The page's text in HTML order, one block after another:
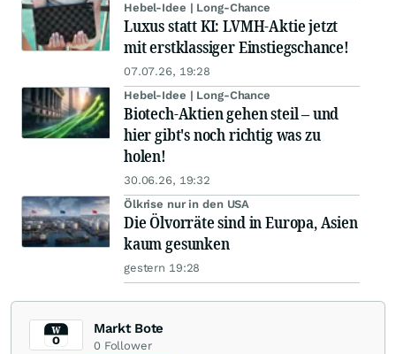
Hebel-Idee | Long-Chance
Luxus statt KI: LVMH-Aktie jetzt
mit erstklassiger Einstiegschance!
07.07.26, 19:28
Hebel-Idee | Long-Chance
Biotech-Aktien gehen steil – und
hier gibt's noch richtig was zu
holen!
30.06.26, 19:32
Ölkrise nur in den USA
Die Ölvorräte sind in Europa, Asien
kaum gesunken
gestern 19:28
Markt Bote
0 Follower